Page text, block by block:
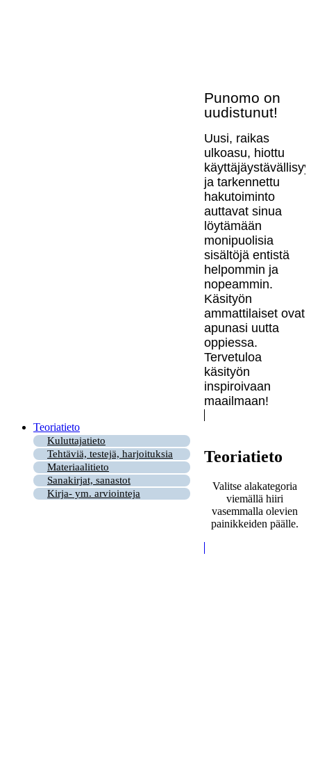
Punomo on
uudistunut!
Uusi, raikas
ulkoasu, hiottu
ja tarkennettu
hakutoiminto
auttavat sinua
löytämään
monipuolisia
sisältöjä entistä
helpommin ja
nopeammin.
Käsityön
ammattilaiset ovat
apunasi uutta
oppiessa.
Tervetuloa
käsityön
inspiroivaan
maailmaan!
Teoriatieto
Kuluttajatieto
Tehtäviä, testejä, harjoituksia
Materiaalitieto
Sanakirjat, sanastot
Kirja- ym. arviointeja
Teoriatieto
Valitse alakategoria
viemällä hiiri
vasemmalla olevien
painikkeiden päälle.